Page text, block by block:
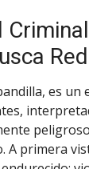
es un
A primera